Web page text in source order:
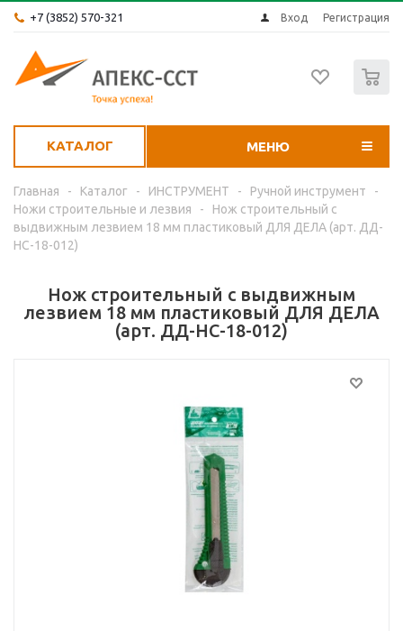
+7 (3852) 570-321 Вход Регистрация
КАТАЛОГ МЕНЮ
Главная - Каталог - ИНСТРУМЕНТ - Ручной инструмент
-
Ножи строительные и лезвия
-
Нож строительный с
выдвижным лезвием 18 мм пластиковый ДЛЯ ДЕЛА (арт. ДД-
НС-18-012)
Нож строительный с выдвижным
лезвием 18 мм пластиковый ДЛЯ ДЕЛА
(арт. ДД-НС-18-012)